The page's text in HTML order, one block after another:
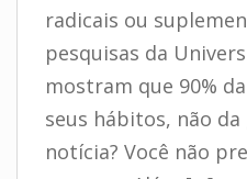
radicais ou
pesquisas da
mostram que 90%
seus hábitos, não da
notícia? Você não